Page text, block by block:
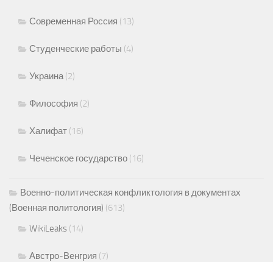
Современная Россия (13)
Студенческие работы (4)
Украина(2)
Философия (2)
Халифат (16)
Чеченское государство (16)
Военно-политическая конфликтология в документах
(Военная политология) (613)
WikiLeaks (14)
Австро-Венгрия (7)